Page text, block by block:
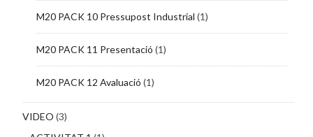
M20 PACK 10 Pressupost Industrial (1)
M20 PACK 11 Presentació (1)
M20 PACK 12 Avaluació (1)
VIDEO (3)